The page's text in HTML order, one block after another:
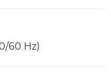
60 Hz)